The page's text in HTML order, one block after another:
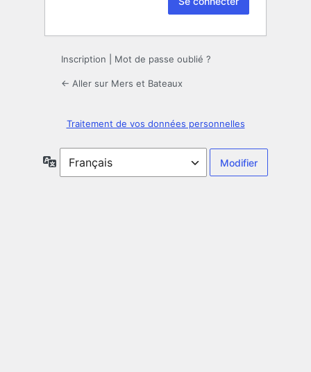
Inscription Mot de passe oublié ?
← Aller sur Mers et Bateaux
Traitement de vos données personnelles
Langue